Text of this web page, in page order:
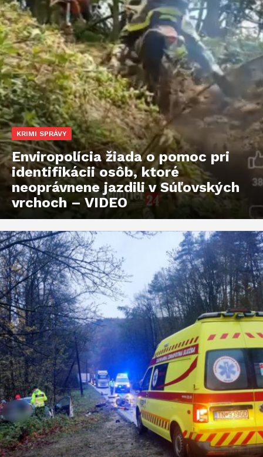
KRIMI SPRÁVY
Enviropolícia žiada o pomoc pri
identifikácii osôb, ktoré
neoprávnene jazdili v Súľovských
vrchoch – VIDEO